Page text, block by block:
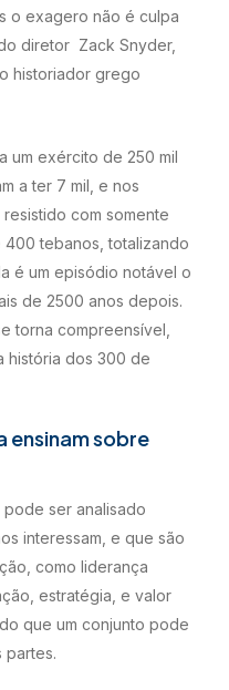
o exagero não é culpa
diretor Zack Snyder,
historiador grego
um exército de 250 mil
a ter 7 mil, e nos
com somente
tebanos, totalizando
é um episódio notável o
de 2500 anos depois.
torna compreensível,
história dos 300 de
ensinam sobre
ser analisado
interessam, e que são
como liderança
estratégia, e valor
que um conjunto pode
partes.